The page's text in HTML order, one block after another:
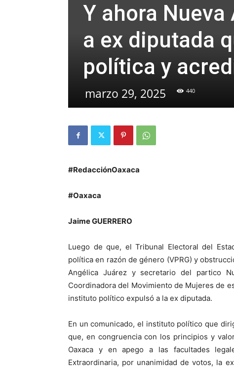
Y ahora
a ex diputada
política y
marzo 29, 2025 440
#RedacciónOaxaca
#Oaxaca
Jaime GUERRERO
Luego de que, el Tribunal Electoral del
política en razón de género (VPRG) y
Angélica Juárez y secretario del partico
Coordinadora del Movimiento de Mujeres de
instituto político expulsó a la ex diputada.
En un comunicado, el instituto político que
que, en congruencia con los principios y
Oaxaca y en apego a las facultades
Extraordinaria, por unanimidad de votos, la